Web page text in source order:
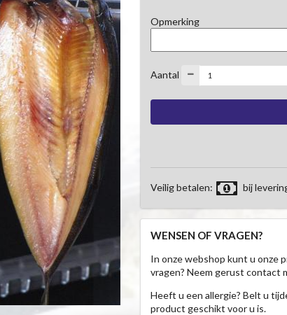
Opmerking
Aantal
Veilig betalen: bij
WENSEN OF VRAGEN?
In onze webshop kunt u onze
vragen? Neem gerust contact
Heeft u een allergie? Belt u
product geschikt voor u is.